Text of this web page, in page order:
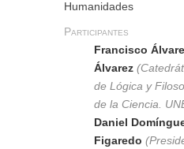
Humanidades
Participantes
Francisco
Álvarez
de Lógica y
de la Ciencia.
Daniel
Figaredo